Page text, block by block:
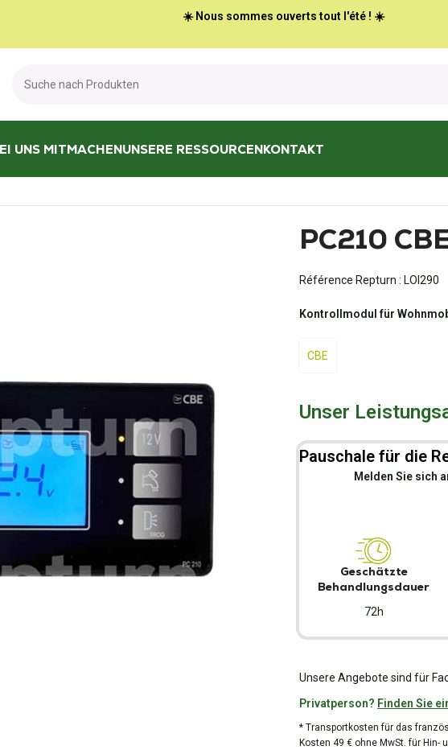
☀️ Nous sommes ouverts tout l'été ! ☀️
UNS MITMACHENUNSERE RESSOURCENKONTAKT
PC210
Référence Repturn : LOI290
Kontrollmodul für
CBE
Unser
Pauschale für die
Melden Sie sich
Geschätzte
Behandlungsdauer
72h
Unsere Angebote sind für
Privatperson? Finden Sie
* Transportkosten für das
Kosten 49 € ohne MwSt. für Hin-